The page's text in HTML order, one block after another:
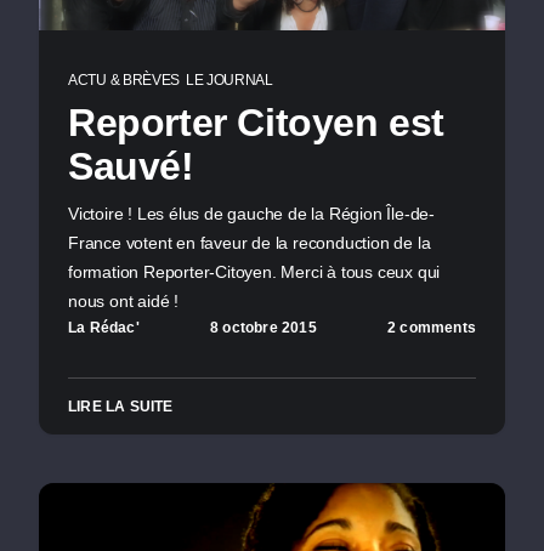
ACTU & BRÈVES LE JOURNAL
Reporter Citoyen est
Sauvé!
Victoire ! Les élus de gauche de la Région Île-de-
France votent en faveur de la reconduction de la
formation Reporter-Citoyen. Merci à tous ceux qui
nous ont aidé !
La Rédac' 8 octobre 2015 2 comments
LIRE LA SUITE